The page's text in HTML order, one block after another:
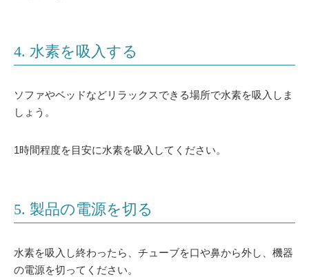
4. 水素を吸入する
ソファやベッドなどリラックスできる場所で水素を吸入しま
しょう。
1時間程度を目安に水素を吸入してください。
5. 製品の電源を切る
水素を吸入し終わったら、チューブを口や鼻から外し、機器
の電源を切ってください。